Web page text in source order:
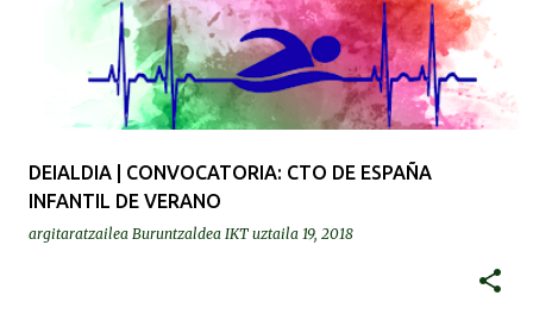
DEIALDIA | CONVOCATORIA: CTO DE ESPAÑA
INFANTIL DE VERANO
argitaratzailea Buruntzaldea IKT uztaila 19, 2018